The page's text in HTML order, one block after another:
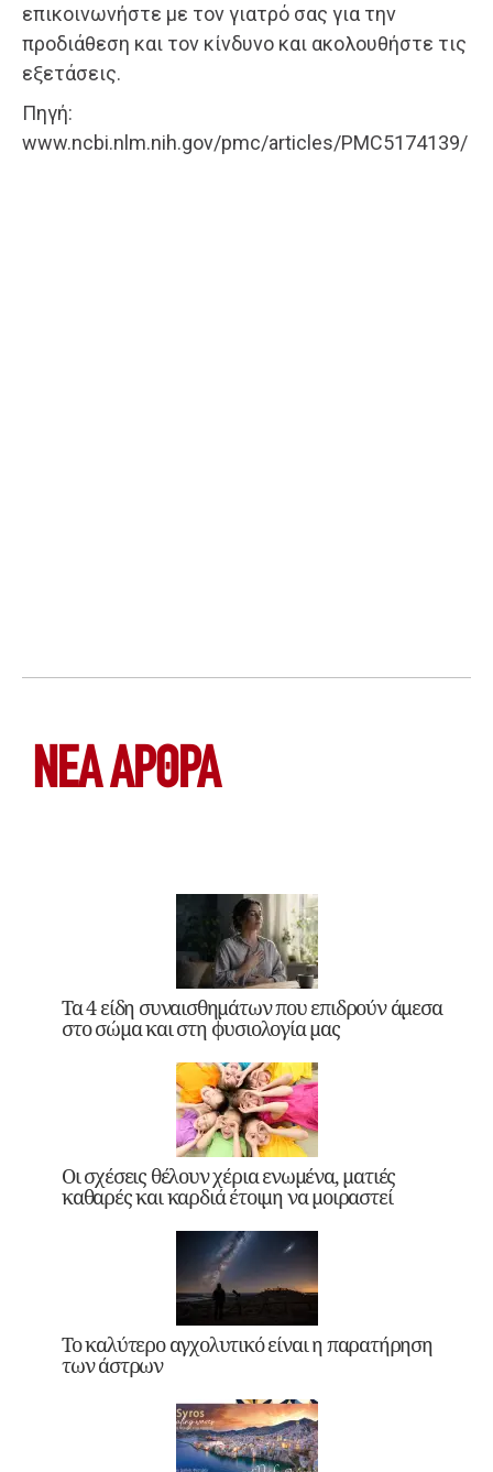
επικοινωνήστε με τον γιατρό σας για την
προδιάθεση και τον κίνδυνο και ακολουθήστε τις
εξετάσεις.
Πηγή:
www.ncbi.nlm.nih.gov/pmc/articles/PMC5174139/
ΝΕΑ ΆΡΘΡΑ
Τα 4 είδη συναισθημάτων που επιδρούν άμεσα
στο σώμα και στη φυσιολογία μας
Οι σχέσεις θέλουν χέρια ενωμένα, ματιές
καθαρές και καρδιά έτοιμη να μοιραστεί
Το καλύτερο αγχολυτικό είναι η παρατήρηση
των άστρων